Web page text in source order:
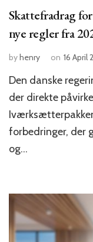
Skattefradrag
nye regler fra
byhenry on 16 April
Den danske
der direkte
forbedringer, der
og…